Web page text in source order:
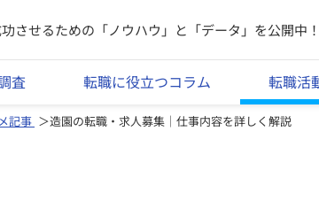
させるための「ノウハウ」と「データ」を公開中！
査 転職に役立つコラム 転職活
記事 造園の転職・求人募集｜仕事内容を詳しく解説